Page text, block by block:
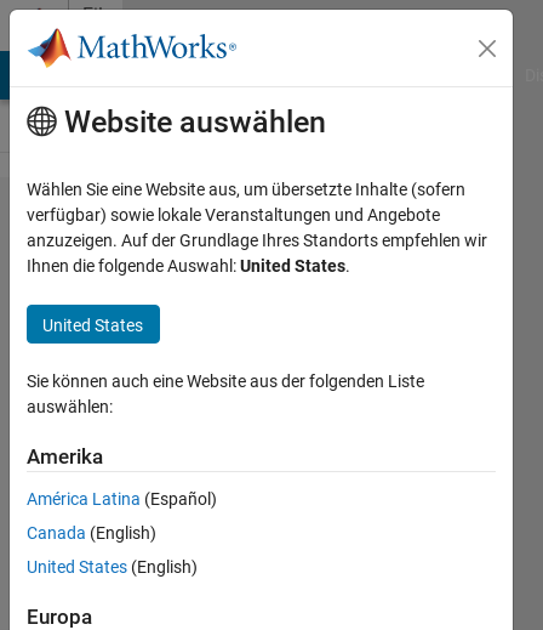
Weiter zum Inhalt
File
Exchange
MATLAB
Plot Gallery
Create transparent objects
MathWorks Plot Gallery Team
Version 1.0.0.1(26,8 KB)
280 Downloads
19. Dez 2018
Website auswählen
Wählen Sie eine Website aus, um übersetzte Inhalte (sofern
verfügbar) sowie lokale Veranstaltungen und Angebote
anzuzeigen. Auf der Grundlage Ihres Standorts empfehlen wir
Ihnen die folgende Auswahl:United States.
United States
Sie können auch eine Website aus der folgenden Liste
auswählen:
Amerika
América Latina (Español)
Canada (English)
United States (English)
Europa